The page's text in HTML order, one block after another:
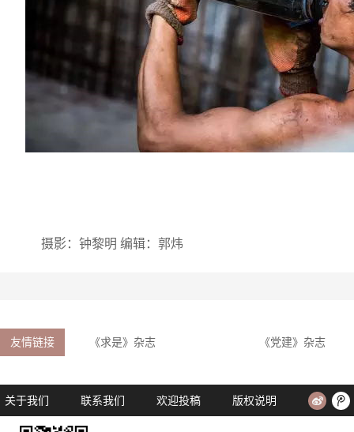
摄影：钟黎明 编辑：郭炜
友情链接 《求是》杂志 《党建》杂志
关于我们 联系我们 欢迎投稿 版权说明